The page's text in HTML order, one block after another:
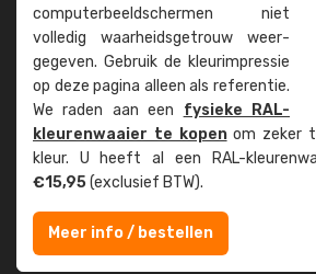
computer­beeld­schermen niet
volledig waarheids­­getrouw weer­
gegeven. Gebruik de kleur­impressie
op deze pagina alleen als referentie.
We raden aan een fysieke RAL-
kleuren­waaier te kopenom zeker
kleur. U heeft al een RAL-
€15,95(exclusief BTW).
Meer info / bestellen